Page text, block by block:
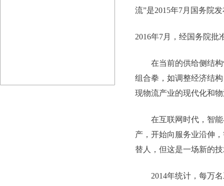
流”是2015年7月国务院
2016年7月，经国务院
在当前的供给侧结构
组合拳，如调整经济结
现物流产业的现代化和
在互联网时代，智能
产，开始向服务业沿伸
替人，但这是一场新的
2014年统计，每万名